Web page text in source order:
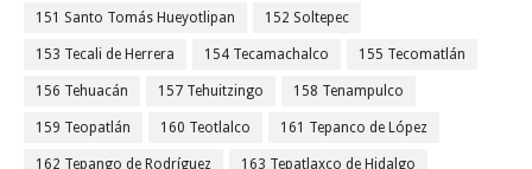
151 Santo Tomás Hueyotlipan 152 Soltepec
153 Tecali de Herrera 154 Tecamachalco 155 Tecomatlán
156 Tehuacán 157 Tehuitzingo 158 Tenampulco
159 Teopatlán 160 Teotlalco 161 Tepanco de López
162 Tepango de Rodríguez 163 Tepatlaxco de Hidalgo